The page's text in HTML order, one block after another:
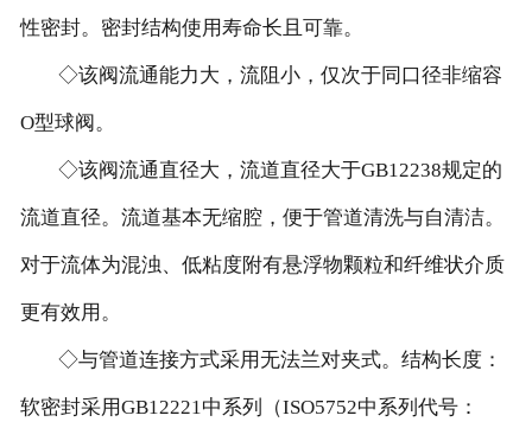
性密封。密封结构使用寿命长且可靠。
◇该阀流通能力大，流阻小，仅次于同口径非缩容
O型球阀。
◇该阀流通直径大，流道直径大于GB12238规定的
流道直径。流道基本无缩腔，便于管道清洗与自清洁。
对于流体为混浊、低粘度附有悬浮物颗粒和纤维状介质
更有效用。
◇与管道连接方式采用无法兰对夹式。结构长度：
软密封采用GB12221中系列（ISO5752中系列代号：